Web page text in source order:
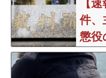
【
件、
懲役
う？